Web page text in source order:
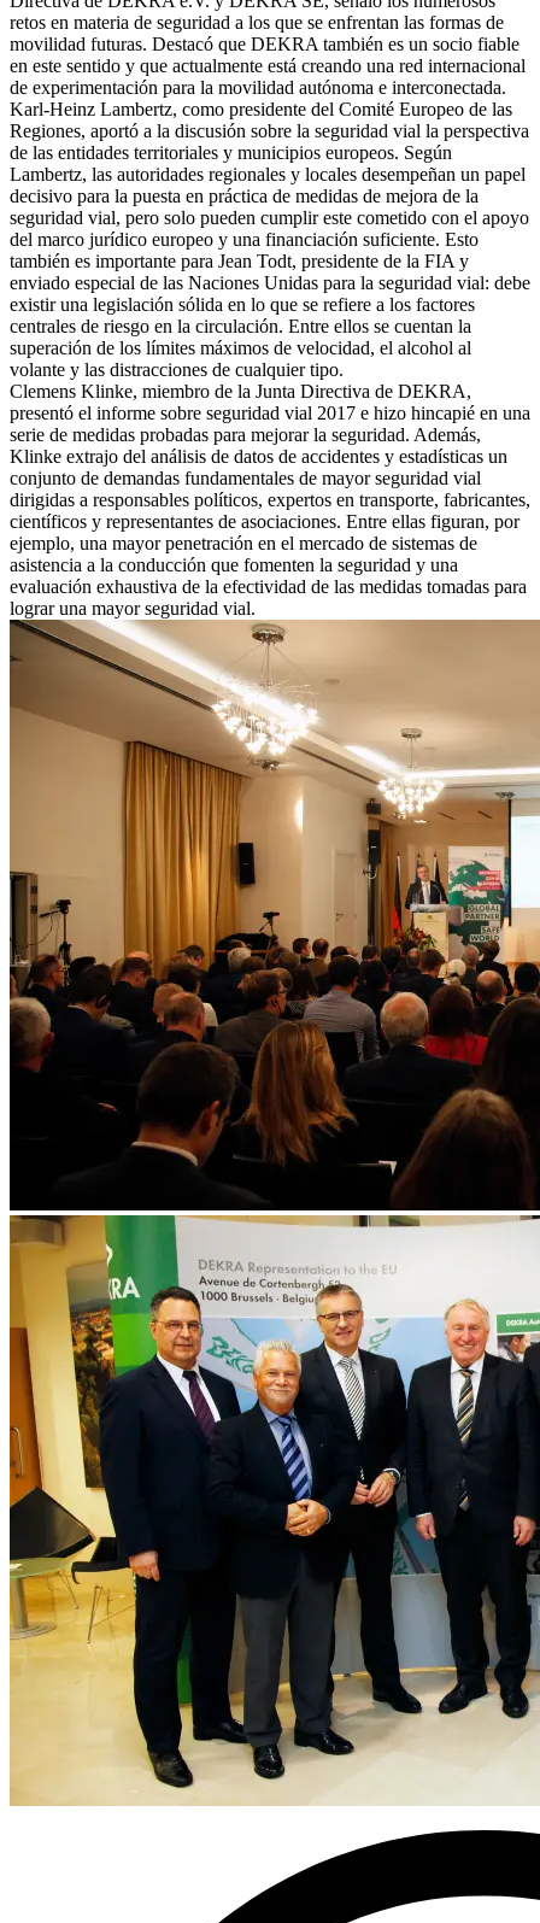
retos en materia de seguridad a los que se enfrentan las formas de
movilidad futuras. Destacó que DEKRA también es un socio fiable
en este sentido y que actualmente está creando una red internacional
de experimentación para la movilidad autónoma e interconectada.
Karl-Heinz Lambertz, como presidente del Comité Europeo de las
Regiones, aportó a la discusión sobre la seguridad vial la perspectiva
de las entidades territoriales y municipios europeos. Según
Lambertz, las autoridades regionales y locales desempeñan un papel
decisivo para la puesta en práctica de medidas de mejora de la
seguridad vial, pero solo pueden cumplir este cometido con el apoyo
del marco jurídico europeo y una financiación suficiente. Esto
también es importante para Jean Todt, presidente de la FIA y
enviado especial de las Naciones Unidas para la seguridad vial: debe
existir una legislación sólida en lo que se refiere a los factores
centrales de riesgo en la circulación. Entre ellos se cuentan la
superación de los límites máximos de velocidad, el alcohol al
volante y las distracciones de cualquier tipo.
Clemens Klinke, miembro de la Junta Directiva de DEKRA,
presentó el informe sobre seguridad vial 2017 e hizo hincapié en una
serie de medidas probadas para mejorar la seguridad. Además,
Klinke extrajo del análisis de datos de accidentes y estadísticas un
conjunto de demandas fundamentales de mayor seguridad vial
dirigidas a responsables políticos, expertos en transporte, fabricantes,
científicos y representantes de asociaciones. Entre ellas figuran, por
ejemplo, una mayor penetración en el mercado de sistemas de
asistencia a la conducción que fomenten la seguridad y una
evaluación exhaustiva de la efectividad de las medidas tomadas para
lograr una mayor seguridad vial.